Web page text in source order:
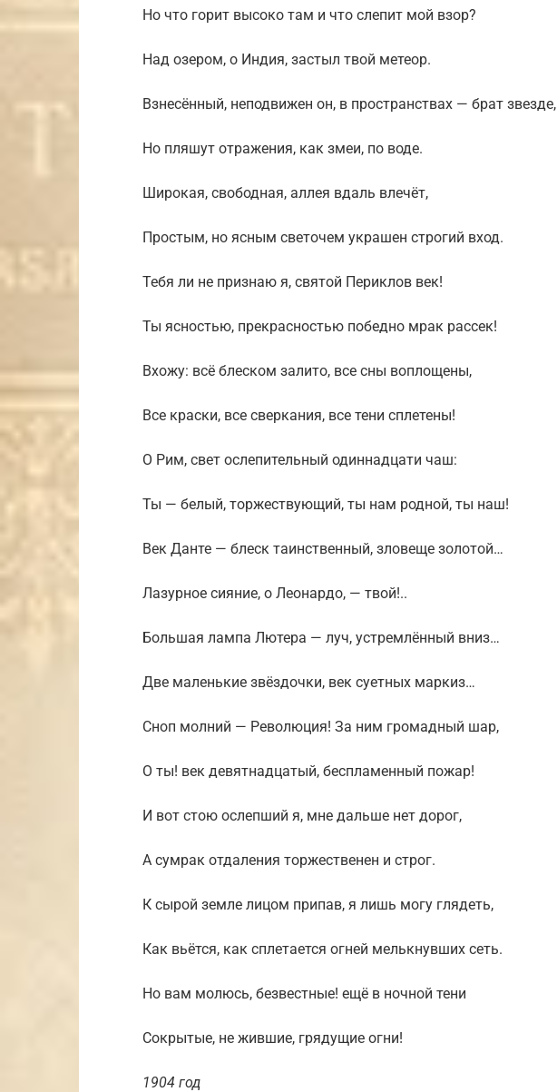
Но что горит высоко там и что слепит мой взор?
Над озером, о Индия, застыл твой метеор.
Взнесённый, неподвижен он, в пространствах — брат звезде,
Но пляшут отражения, как змеи, по воде.
Широкая, свободная, аллея вдаль влечёт,
Простым, но ясным светочем украшен строгий вход.
Тебя ли не признаю я, святой Периклов век!
Ты ясностью, прекрасностью победно мрак рассек!
Вхожу: всё блеском залито, все сны воплощены,
Все краски, все сверкания, все тени сплетены!
О Рим, свет ослепительный одиннадцати чаш:
Ты — белый, торжествующий, ты нам родной, ты наш!
Век Данте — блеск таинственный, зловеще золотой…
Лазурное сияние, о Леонардо, — твой!..
Большая лампа Лютера — луч, устремлённый вниз…
Две маленькие звёздочки, век суетных маркиз…
Сноп молний — Революция! За ним громадный шар,
О ты! век девятнадцатый, беспламенный пожар!
И вот стою ослепший я, мне дальше нет дорог,
А сумрак отдаления торжественен и строг.
К сырой земле лицом припав, я лишь могу глядеть,
Как вьётся, как сплетается огней мелькнувших сеть.
Но вам молюсь, безвестные! ещё в ночной тени
Сокрытые, не жившие, грядущие огни!
1904 год